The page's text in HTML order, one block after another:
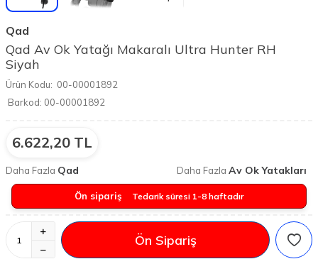
Qad
Qad Av Ok Yatağı Makaralı Ultra Hunter RH
Siyah
Ürün Kodu: 00-00001892
Barkod: 00-00001892
6.622,20 TL
Daha Fazla Qad Daha Fazla Av Ok Yatakları
Ön sipariş Tedarik süresi 1-8 haftadır
Ön Sipariş